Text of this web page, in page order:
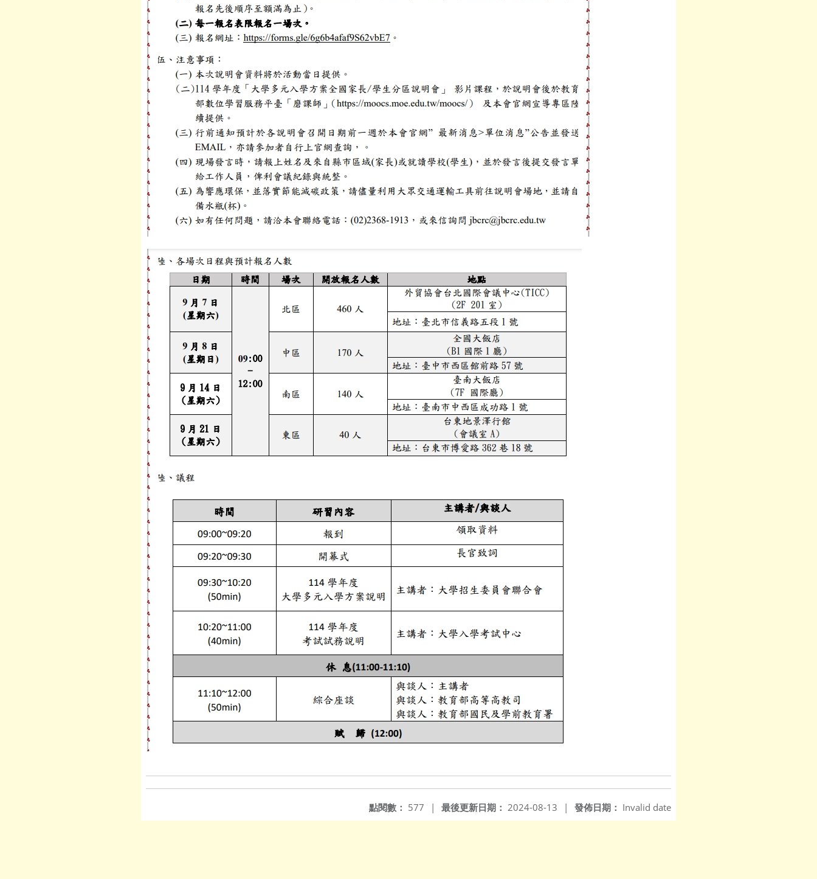
發佈日期： Invalid date
最後更新日期： 2024-08-13 |
點閱數： 577 |